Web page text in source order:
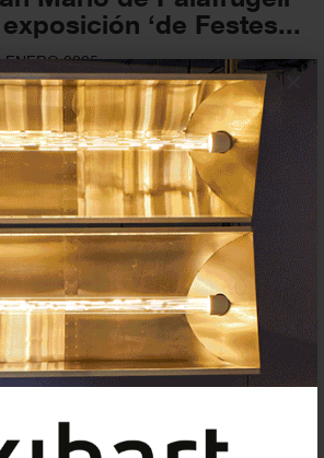
×
‘de Festes...
ENERO 2025
Vila Casas
2025